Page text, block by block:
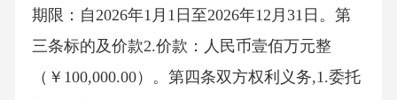
期限：自2026年1月1日至2026年12月31日。第
三条标的及价款2.价款：人民币壹佰万元整
（￥100,000.00）。第四条双方权利义务,1.委托